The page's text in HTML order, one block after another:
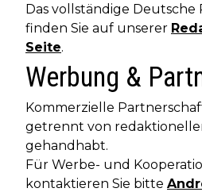
Das vollständige Deutsche
finden Sie auf unserer
Seite.
Werbung &
Kommerzielle
getrennt von
gehandhabt.
Für Werbe- und
kontaktieren Sie bitte